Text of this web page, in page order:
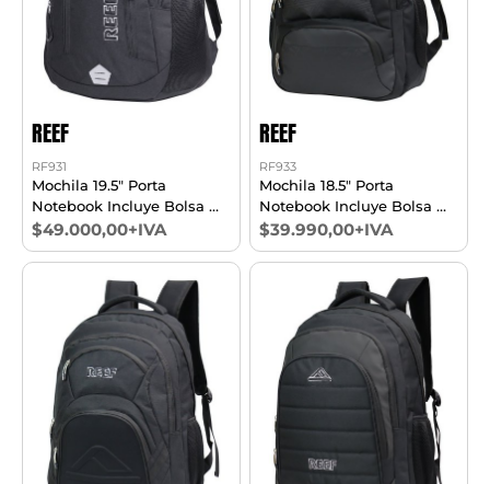
REEF
RF931
Mochila 19.5" Porta
Notebook Incluye Bolsa De
Regalo
$49.000,00+IVA
REEF
RF933
Mochila 18.5" Porta
Notebook Incluye Bolsa De
Regalo
$39.990,00+IVA